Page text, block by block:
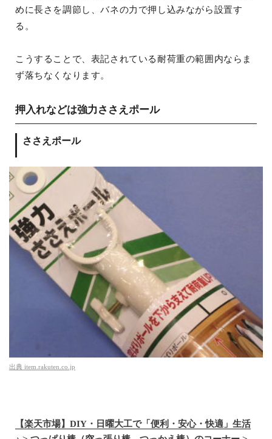
めに長さを調節し、バネの力で押し込みながら設置す
る。
こうすることで、表記されている耐荷重の範囲内ならま
ず落ちなくなります。
押入れなどは強力ささえポール
ささえポール
出典 item.rakuten.co.jp
【楽天市場】DIY・日曜大工で「便利・安心・快適」生活